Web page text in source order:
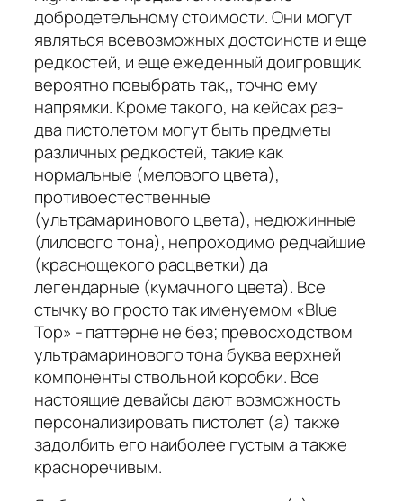
добродетельному стоимости. Они могут
являться всевозможных достоинств и еще
редкостей, и еще ежеденный доигровщик
вероятно повыбрать так,, точно ему
напрямки. Кроме такого, на кейсах раз-
два пистолетом могут быть предметы
различных редкостей, такие как
нормальные (мелового цвета),
противоестественные
(ультрамаринового цвета), недюжинные
(лилового тона), непроходимо редчайшие
(краснощекого расцветки) да
легендарные (кумачного цвета). Все
стычку во просто так именуемом «Blue
Top» - паттерне не без; превосходством
ультрамаринового тона буква верхней
компоненты ствольной коробки. Все
настоящие девайсы дают возможность
персонализировать пистолет (а) также
задолбить его наиболее густым а также
красноречивым.